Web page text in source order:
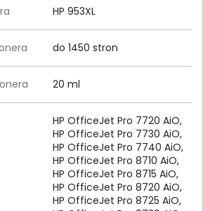
HP 953XL
do 1450 stron
20 ml
HP OfficeJet Pro 7720 AiO,
HP OfficeJet Pro 7730 AiO,
HP OfficeJet Pro 7740 AiO,
HP OfficeJet Pro 8710 AiO,
HP OfficeJet Pro 8715 AiO,
HP OfficeJet Pro 8720 AiO,
HP OfficeJet Pro 8725 AiO,